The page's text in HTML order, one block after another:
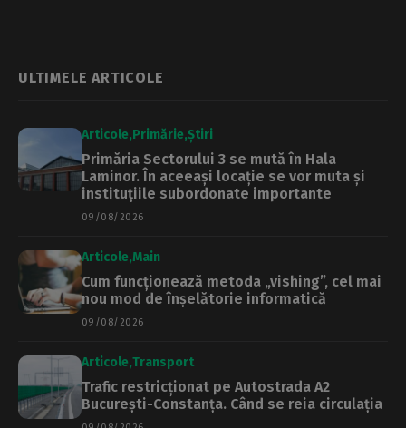
ULTIMELE ARTICOLE
Articole Primărie Știri
Primăria Sectorului 3 se mută în Hala
Laminor. În aceeași locație se vor muta și
instituțiile subordonate importante
09/08/2026
Articole Main
Cum funcționează metoda „vishing”, cel mai
nou mod de înșelătorie informatică
09/08/2026
Articole Transport
Trafic restricționat pe Autostrada A2
București-Constanța. Când se reia circulația